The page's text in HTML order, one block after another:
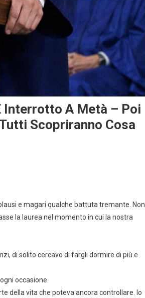
Interrotto A Metà – Poi
Scopriranno Cosa
e magari qualche battuta tremante. Non
la laurea nel momento in cui la nostra
di solito cercavo di fargli dormire di più e
occasione.
della vita che poteva ancora controllare. Io